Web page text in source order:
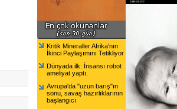
Kritik Mineraller Afrika'nın
İkinci Paylaşımını Tetikliyor
Dünyada ilk: İnsansı robot
ameliyat yaptı.
Avrupa'da "uzun barış"ın
sonu, savaş hazırlıklarının
başlangıcı